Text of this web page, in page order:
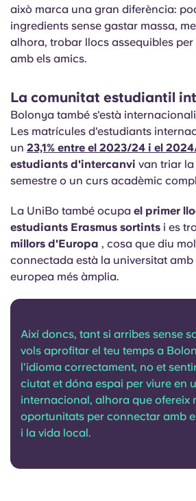
això marca una gran diferència:
ingredients sense gastar massa,
alhora, trobar llocs assequibles
amb els amics.
La comunitat estudiantil
Bolonya també s'està
Les matrícules d'estudiants
un 23,1% entre el 2023/24 i el
estudiants d'intercanvi van triar
semestre o un curs acadèmic
La UniBo també ocupa el primer
estudiants Erasmus sortints i es
millors d'Europa , cosa que diu
connectada està la universitat
europea més àmplia.
Així doncs, tant si arribes sense
vols aprofitar el teu temps a
l'idioma correctament, no et
ciutat et dóna espai per viure en
internacional, alhora que ofereix
oportunitats per connectar amb
i la vida local.